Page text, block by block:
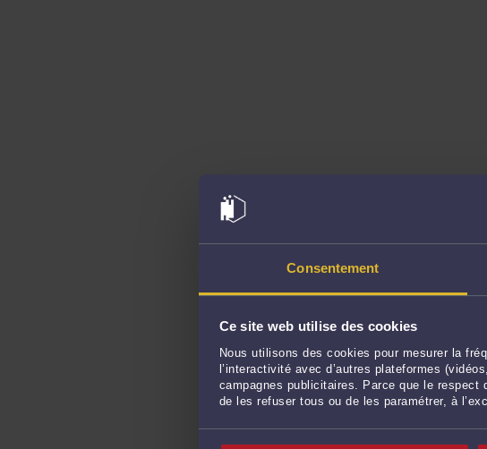
Consentement
Ce site web utilise des cookies
Nous utilisons des cookies pour mesurer la
l’interactivité avec d’autres plateformes
campagnes publicitaires. Parce que le
de les refuser tous ou de les paramétrer, à